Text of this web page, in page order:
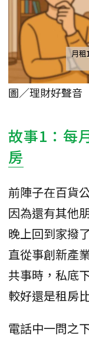
圖／理財好聲音
故事1：每
房
前陣子在百貨
因為還有其他
晚上回到家撥
直從事創新產
共事時，私底
較好還是租房
電話中一問之